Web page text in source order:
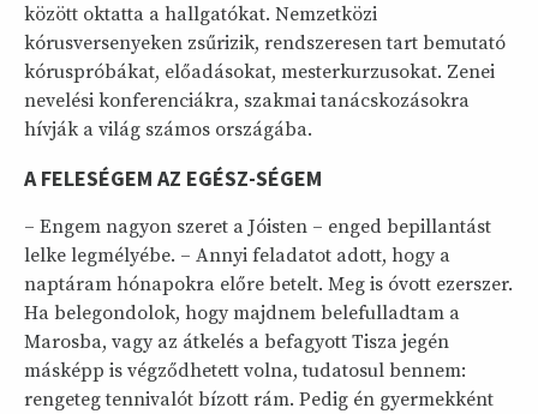
között oktatta a hallgatókat. Nemzetközi
kórusversenyeken zsűrizik, rendszeresen tart bemutató
kóruspróbákat, előadásokat, mesterkurzusokat. Zenei
nevelési konferenciákra, szakmai tanácskozásokra
hívják a világ számos országába.
A FELESÉGEM AZ EGÉSZ-SÉGEM
– Engem nagyon szeret a Jóisten – enged bepillantást
lelke legmélyébe. – Annyi feladatot adott, hogy a
naptáram hónapokra előre betelt. Meg is óvott ezerszer.
Ha belegondolok, hogy majdnem belefulladtam a
Marosba, vagy az átkelés a befagyott Tisza jegén
másképp is végződhetett volna, tudatosul bennem:
rengeteg tennivalót bízott rám. Pedig én gyermekként